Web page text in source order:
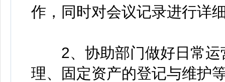
作，同时对会议记录进行详
2、协助部门做好日常运
理、固定资产的登记与维护